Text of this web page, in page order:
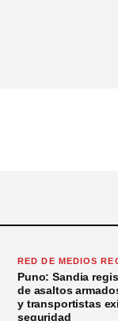
RED DE MEDIOS
Puno: Sandia
de asaltos
y transportistas
seguridad